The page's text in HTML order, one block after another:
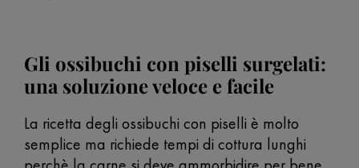
Gli ossibuchi con piselli surgelati:
una soluzione veloce e facile
La ricetta degli ossibuchi con piselli è molto
semplice ma richiede tempi di cottura lunghi